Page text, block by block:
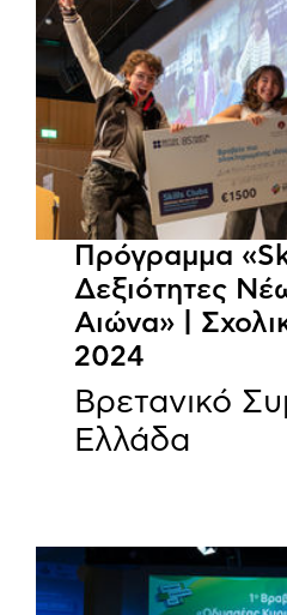
Πρόγραμμα
Δεξιότητες
Αιώνα» |
2024
Βρετανικό
Ελλάδα